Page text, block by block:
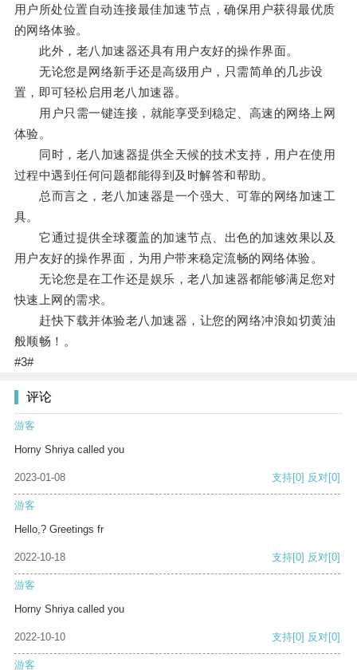
用户所处位置自动连接最佳加速节点，确保用户获得最优质
的网络体验。
此外，老八加速器还具有用户友好的操作界面。
无论您是网络新手还是高级用户，只需简单的几步设
置，即可轻松启用老八加速器。
用户只需一键连接，就能享受到稳定、高速的网络上网
体验。
同时，老八加速器提供全天候的技术支持，用户在使用
过程中遇到任何问题都能得到及时解答和帮助。
总而言之，老八加速器是一个强大、可靠的网络加速工
具。
它通过提供全球覆盖的加速节点、出色的加速效果以及
用户友好的操作界面，为用户带来稳定流畅的网络体验。
无论您是在工作还是娱乐，老八加速器都能够满足您对
快速上网的需求。
赶快下载并体验老八加速器，让您的网络冲浪如切黄油
般顺畅！。
#3#
评论
游客
Horny Shriya called you
2023-01-08 支持[0] 反对[0]
游客
Hello,? Greetings fr
2022-10-18 支持[0] 反对[0]
游客
Horny Shriya called you
2022-10-10 支持[0] 反对[0]
游客